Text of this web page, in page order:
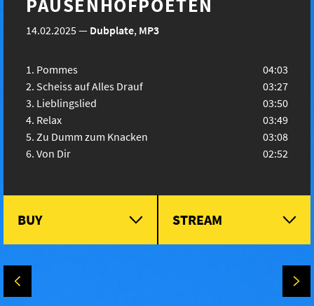
PAUSENHOFPOETEN
14.02.2025 — Dubplate, MP3
Pommes
04:03
Scheiss auf Alles Drauf
03:27
Lieblingslied
03:50
Relax
03:49
Zu Dumm zum Knacken
03:08
Von Dir
02:52
BUY STREAM